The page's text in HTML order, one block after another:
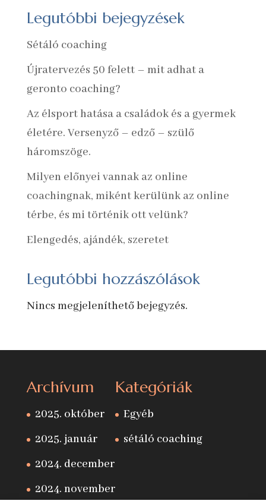
Legutóbbi bejegyzések
Sétáló coaching
Újratervezés 50 felett – mit adhat a
geronto coaching?
Az élsport hatása a családok és a gyermek
életére. Versenyző – edző – szülő
háromszöge.
Milyen előnyei vannak az online
coachingnak, miként kerülünk az online
térbe, és mi történik ott velünk?
Elengedés, ajándék, szeretet
Legutóbbi hozzászólások
Nincs megjeleníthető bejegyzés.
Archívum
2025. október
2025. január
2024. december
2024. november
Kategóriák
Egyéb
sétáló coaching